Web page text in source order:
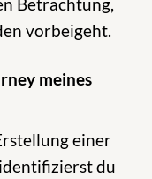
vorbeigeht.
meines
einer
du